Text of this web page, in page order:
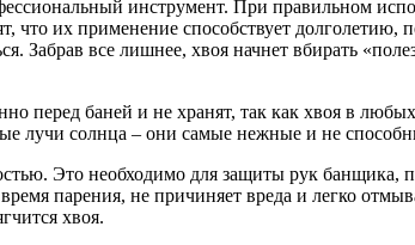
инструмент. При правильном
что их применение способствует
Забрав все лишнее, хвоя начнет вбирать
перед баней и не хранят, так как хвоя в
лучи солнца – они самые нежные и не
Это необходимо для защиты рук банщика,
парения, не причиняет вреда и легко
хвоя.